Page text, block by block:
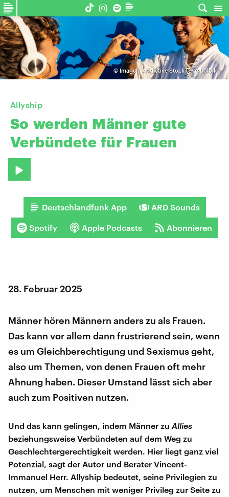
© Imago / Addictive Stock (Symbolbild)
Allyship
So werden Männer gute
Verbündete für Frauen
Deutschlandfunk App ARD Sounds
Spotify Apple Podcasts Abonnieren
28. Februar 2025
Männer hören Männern anders zu als Frauen.
Das kann vor allem dann frustrierend sein, wenn
es um Gleichberechtigung und Sexismus geht,
also um Themen, von denen Frauen oft mehr
Ahnung haben. Dieser Umstand lässt sich aber
auch zum Positiven nutzen.
Und das kann gelingen, indem Männer zu Allies
beziehungsweise Verbündeten auf dem Weg zu
Geschlechtergerechtigkeit werden. Hier liegt ganz viel
Potenzial, sagt der Autor und Berater Vincent-
Immanuel Herr. Allyship bedeutet, seine Privilegien zu
nutzen, um Menschen mit weniger Privileg zur Seite zu